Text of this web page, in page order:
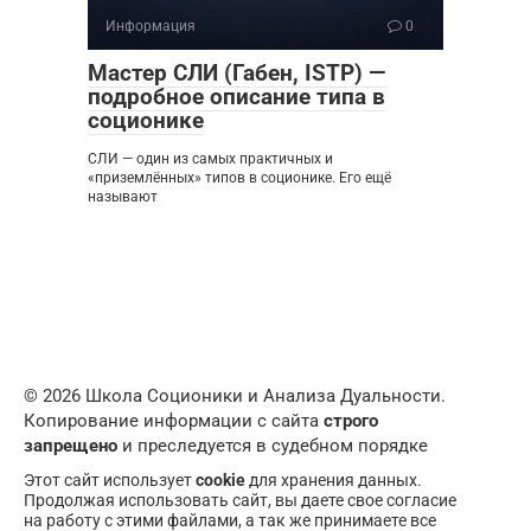
Информация 0
Мастер СЛИ (Габен, ISTP) —
подробное описание типа в
соционике
СЛИ — один из самых практичных и
«приземлённых» типов в соционике. Его ещё
называют
© 2026 Школа Соционики и Анализа Дуальности.
Копирование информации с сайта строго
запрещено и преследуется в судебном порядке
Этот сайт используетcookie для хранения данных.
Продолжая использовать сайт, вы даете свое согласие
на работу с этими файлами, а так же принимаете все